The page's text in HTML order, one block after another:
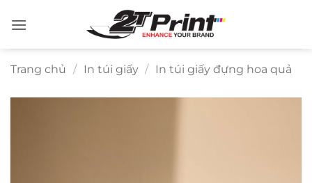
qua
Trang chủ / In túi giấy / In túi giấy đựng hoa quả